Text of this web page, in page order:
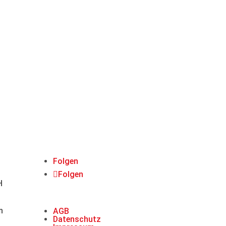
Folgen
Folgen
AGB
Datenschutz